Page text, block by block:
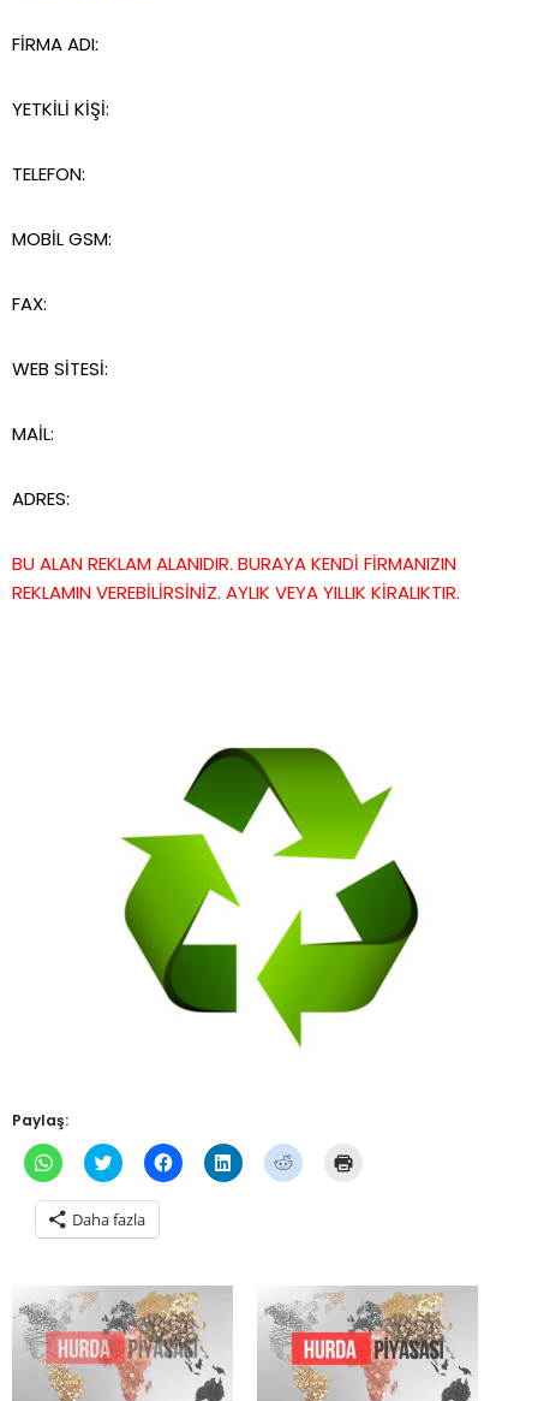
FİRMA ADI:
YETKİLİ KİŞİ:
TELEFON:
MOBİL GSM:
FAX:
WEB SİTESİ:
MAİL:
ADRES:
BU ALAN REKLAM ALANIDIR. BURAYA KENDİ FİRMANIZIN
REKLAMIN VEREBİLİRSİNİZ. AYLIK VEYA YILLIK KİRALIKTIR.
Paylaş:
WhatsApp'ta
paylaşmak
tıklayın
(Yeni
pencerede
Twitter
üzerinde
için
tıklayın
(Yeni
Facebook'ta
paylaşmak
Linkedln
üzerinden
Reddit
üzerinde
Daha fazla